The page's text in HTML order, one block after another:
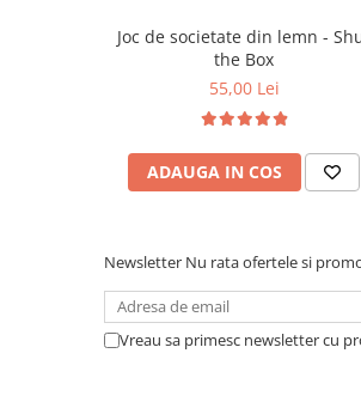
Invatare prin Joaca
Jucarii pentru Dezvoltare
explorarea, nu numai
Ideal pentru:
Copii de la3 ani+
care
construcţie.
Părinţi care doresc o
poate fi reconfigurată în
Joc de societate din lemn -
the Box
55,00 Lei
ADAUGA IN COS
Newsletter Nu rata ofertele si
Vreau sa primesc newsletter cu